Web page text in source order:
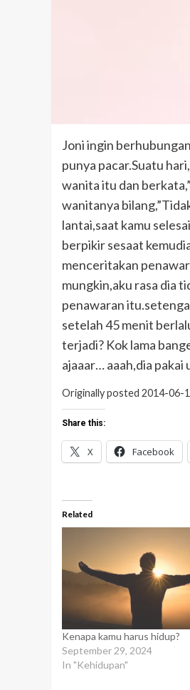
Joni ingin
punya pacar.Suatu
wanita itu dan
wanitanya
lantai,saat kamu
berpikir sesaat
menceritakan
mungkin,aku rasa dia
penawaran
setelah 45 menit
terjadi? Kok lama
ajaaar… aaah,dia pakai
Originally posted 2014-06-
Share this:
X Facebook
Related
Kenapa kamu harus hidup?
September 29, 2024
In "Kehidupan"